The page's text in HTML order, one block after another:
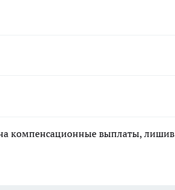
компенсационные выплаты, лишив